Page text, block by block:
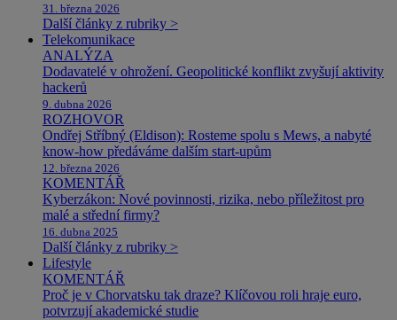
31. března 2026
Další články z rubriky >
Telekomunikace
ANALÝZA
Dodavatelé v ohrožení. Geopolitické konflikt zvyšují aktivity
hackerů
9. dubna 2026
ROZHOVOR
Ondřej Stříbný (Eldison): Rosteme spolu s Mews, a nabyté
know-how předáváme dalším start-upům
12. března 2026
KOMENTÁŘ
Kyberzákon: Nové povinnosti, rizika, nebo příležitost pro
malé a střední firmy?
16. dubna 2025
Další články z rubriky >
Lifestyle
KOMENTÁŘ
Proč je v Chorvatsku tak draze? Klíčovou roli hraje euro,
potvrzují akademické studie